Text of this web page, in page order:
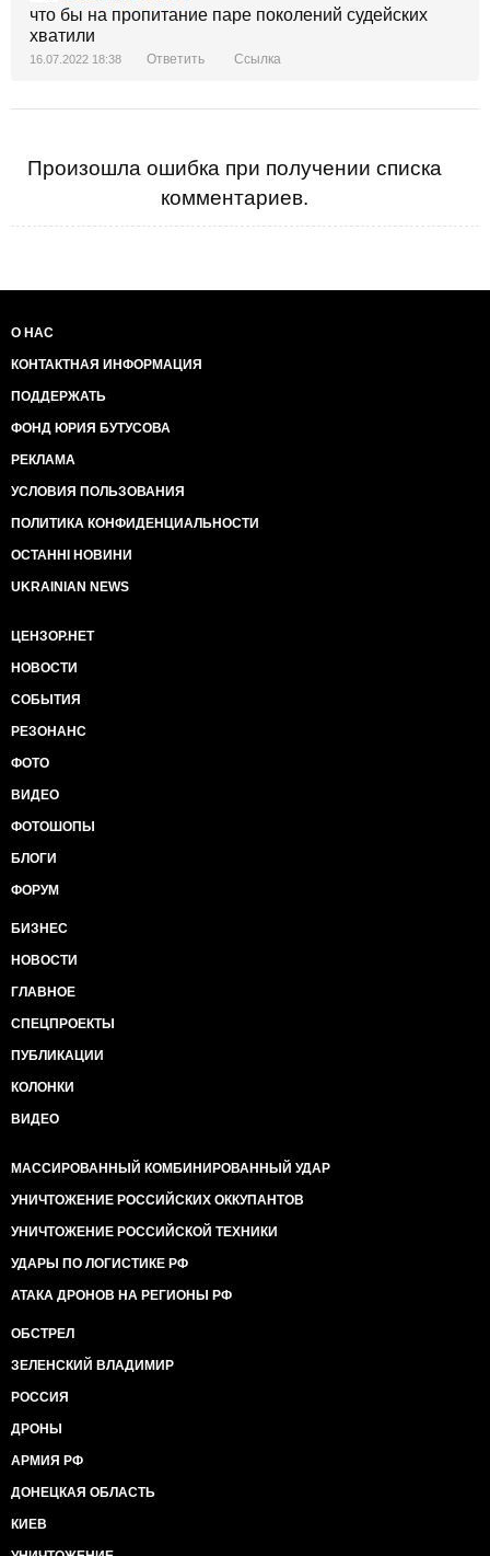
что бы на пропитание паре поколений судейских
хватили
16.07.2022 18:38 Ответить Ссылка
Произошла ошибка при получении списка
комментариев.
О НАС
КОНТАКТНАЯ ИНФОРМАЦИЯ
ПОДДЕРЖАТЬ
ФОНД ЮРИЯ БУТУСОВА
РЕКЛАМА
УСЛОВИЯ ПОЛЬЗОВАНИЯ
ПОЛИТИКА КОНФИДЕНЦИАЛЬНОСТИ
ОСТАННІ НОВИНИ
UKRAINIAN NEWS
ЦЕНЗОР.НЕТ
НОВОСТИ
СОБЫТИЯ
РЕЗОНАНС
ФОТО
ВИДЕО
ФОТОШОПЫ
БЛОГИ
ФОРУМ
БИЗНЕС
НОВОСТИ
ГЛАВНОЕ
СПЕЦПРОЕКТЫ
ПУБЛИКАЦИИ
КОЛОНКИ
ВИДЕО
МАССИРОВАННЫЙ КОМБИНИРОВАННЫЙ УДАР
УНИЧТОЖЕНИЕ РОССИЙСКИХ ОККУПАНТОВ
УНИЧТОЖЕНИЕ РОССИЙСКОЙ ТЕХНИКИ
УДАРЫ ПО ЛОГИСТИКЕ РФ
АТАКА ДРОНОВ НА РЕГИОНЫ РФ
ОБСТРЕЛ
ЗЕЛЕНСКИЙ ВЛАДИМИР
РОССИЯ
ДРОНЫ
АРМИЯ РФ
ДОНЕЦКАЯ ОБЛАСТЬ
КИЕВ